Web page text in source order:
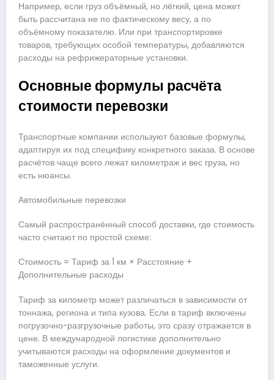
Например, если груз объёмный, но лёгкий, цена может
быть рассчитана не по фактическому весу, а по
объёмному показателю. Или при транспортировке
товаров, требующих особой температуры, добавляются
расходы на рефрижераторные установки.
Основные формулы расчёта
стоимости перевозки
Транспортные компании используют базовые формулы,
адаптируя их под специфику конкретного заказа. В основе
расчётов чаще всего лежат километраж и вес груза, но
есть нюансы.
Автомобильные перевозки
Самый распространённый способ доставки, где стоимость
часто считают по простой схеме:
Стоимость = Тариф за 1 км × Расстояние +
Дополнительные расходы
Тариф за километр может различаться в зависимости от
тоннажа, региона и типа кузова. Если в тариф включены
погрузочно-разгрузочные работы, это сразу отражается в
цене. В международной логистике дополнительно
учитываются расходы на оформление документов и
таможенные услуги.